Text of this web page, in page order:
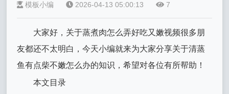
模板小编 2026-04-13 05:00:13 7
大家好，关于蒸煮肉怎么弄好吃又嫩视频很多朋
友都还不太明白，今天小编就来为大家分享关于清蒸
鱼有点柴不嫩怎么办的知识，希望对各位有所帮助！
本文目录